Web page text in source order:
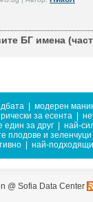
БГ имена
модерен
за есента
един за друг
най-
плодове и зеленчуци
най-
@ Sofia Data Center